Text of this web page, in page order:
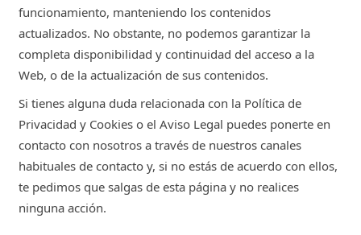
funcionamiento, manteniendo los contenidos
actualizados. No obstante, no podemos garantizar la
completa disponibilidad y continuidad del acceso a la
Web, o de la actualización de sus contenidos.
Si tienes alguna duda relacionada con la Política de
Privacidad y Cookies o el Aviso Legal puedes ponerte en
contacto con nosotros a través de nuestros canales
habituales de contacto y, si no estás de acuerdo con ellos,
te pedimos que salgas de esta página y no realices
ninguna acción.